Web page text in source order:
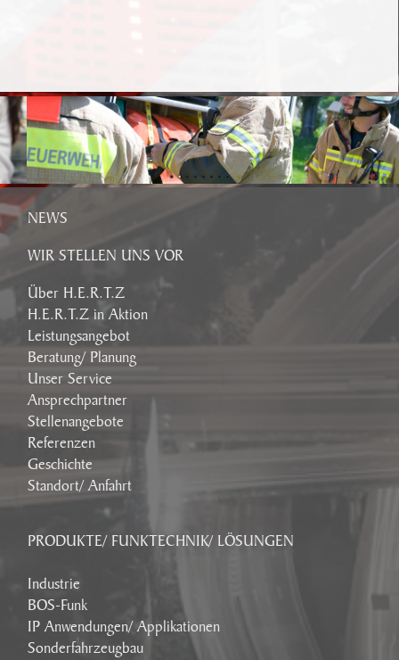
NEWS
WIR STELLEN UNS VOR
Über H.E.R.T.Z
H.E.R.T.Z in Aktion
Leistungsangebot
Beratung/ Planung
Unser Service
Ansprechpartner
Stellenangebote
Referenzen
Geschichte
Standort/ Anfahrt
PRODUKTE/ FUNKTECHNIK/ LÖSUNGEN
Industrie
BOS-Funk
IP Anwendungen/ Applikationen
Sonderfahrzeugbau